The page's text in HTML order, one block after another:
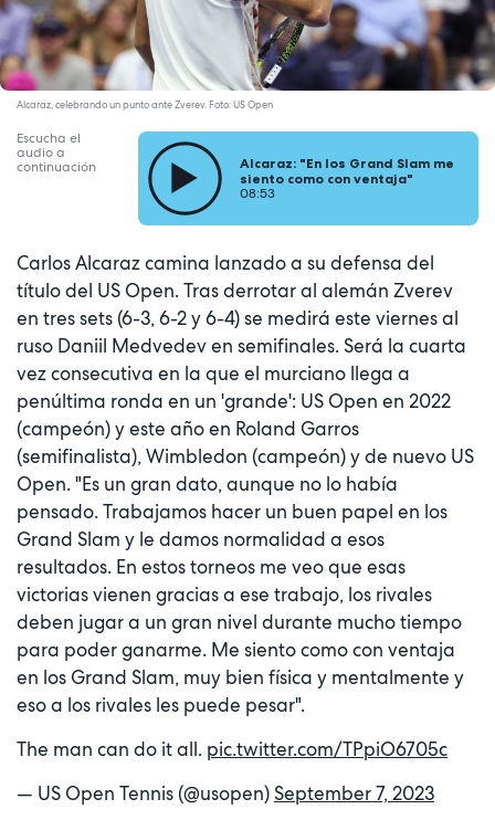
Alcaraz, celebrando un punto ante Zverev. Foto: US Open
Escucha el
audio a
continuación
Alcaraz: "En los Grand Slam me
siento como con ventaja"
08:53
Carlos Alcaraz camina lanzado a su defensa del
título del US Open. Tras derrotar al alemán Zverev
en tres sets (6-3, 6-2 y 6-4) se medirá este viernes al
ruso Daniil Medvedev en semifinales. Será la cuarta
vez consecutiva en la que el murciano llega a
penúltima ronda en un 'grande': US Open en 2022
(campeón) y este año en Roland Garros
(semifinalista), Wimbledon (campeón) y de nuevo US
Open. "Es un gran dato, aunque no lo había
pensado. Trabajamos hacer un buen papel en los
Grand Slam y le damos normalidad a esos
resultados. En estos torneos me veo que esas
victorias vienen gracias a ese trabajo, los rivales
deben jugar a un gran nivel durante mucho tiempo
para poder ganarme. Me siento como con ventaja
en los Grand Slam, muy bien física y mentalmente y
eso a los rivales les puede pesar".
The man can do it all. pic.twitter.com/TPpiO6705c
— US Open Tennis (@usopen)September 7, 2023